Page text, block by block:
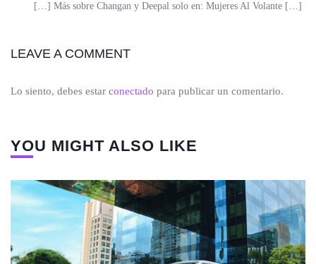
[…] Más sobre Changan y Deepal solo en: Mujeres Al Volante […]
LEAVE A COMMENT
Lo siento, debes estar conectado para publicar un comentario.
YOU MIGHT ALSO LIKE